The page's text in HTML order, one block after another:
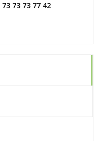
73 73 73 77 42